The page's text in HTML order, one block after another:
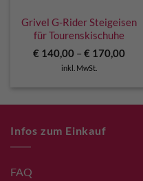
Grivel G-Rider Steigeisen
für Tourenskischuhe
€140,00– €170,00
inkl. MwSt.
Infos zum Einkauf
FAQ